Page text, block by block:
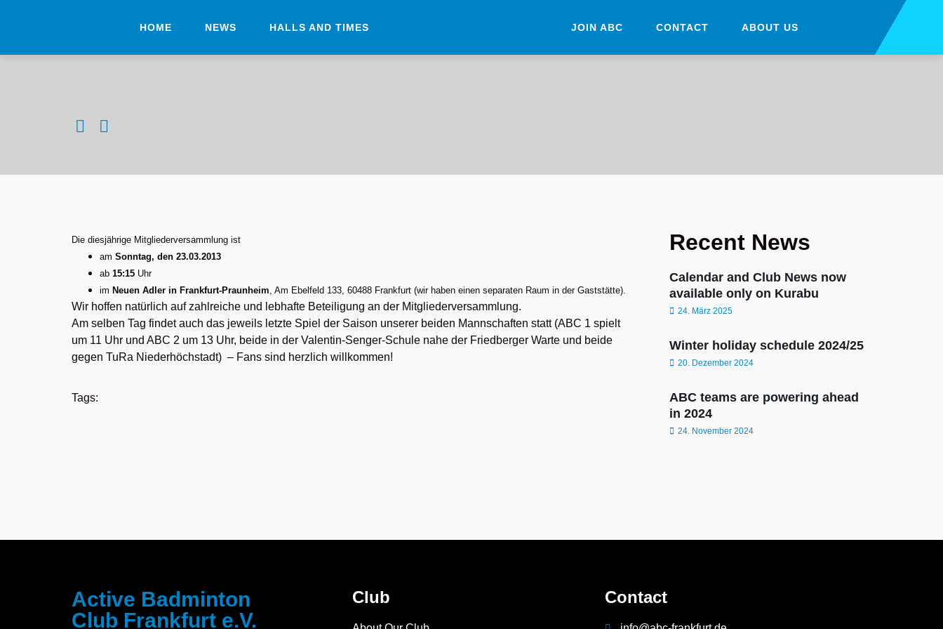
HOME NEWS HALLS AND TIMES JOIN ABC CONTACT ABOUT US
Die diesjährige Mitgliederversammlung ist
am Sonntag, den 23.03.2013
ab 15:15 Uhr
im Neuen Adler in Frankfurt-Praunheim, Am Ebelfeld 133, 60488 Frankfurt (wir haben einen separaten Raum in der Gaststätte).
Wir hoffen natürlich auf zahlreiche und lebhafte Beteiligung an der Mitgliederversammlung.
Am selben Tag findet auch das jeweils letzte Spiel der Saison unserer beiden Mannschaften statt (ABC 1 spielt
um 11 Uhr und ABC 2 um 13 Uhr, beide in der Valentin-Senger-Schule nahe der Friedberger Warte und beide
gegen TuRa Niederhöchstadt) – Fans sind herzlich willkommen!
Tags:
Recent News
Calendar and Club News now
available only on Kurabu
24. März 2025
Winter holiday schedule 2024/25
20. Dezember 2024
ABC teams are powering ahead
in 2024
24. November 2024
Active Badminton
Club Frankfurt e.V.
Club Contact